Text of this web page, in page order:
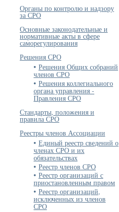
Органы по контролю и надзору
за СРО
Основные законодательные и
нормативные акты в сфере
саморегулирования
Решения СРО
Решения Общих собраний
членов СРО
Решения коллегиального
органа управления -
Правления СРО
Стандарты, положения и
правила СРО
Реестры членов Ассоциации
Единый реестр сведений о
членах СРО и их
обязательствах
Реестр членов СРО
Реестр организаций с
приостановленным правом
Реестр организаций,
исключенных из членов
СРО